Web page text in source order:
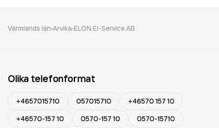
Värmlands län Arvika ELON El-Service AB
Olika telefonformat
+4657015710 057015710
+46570 157 10
+46570-157 10
0570-157 10 0570-15710